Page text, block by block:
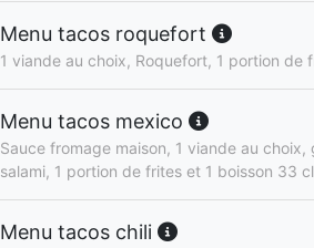
Menu tacos roquefort
1 viande au choix, Roquefort, 1 portion de
Menu tacos mexico
Sauce fromage maison, 1 viande au
salami, 1 portion de frites et 1 boisson 33
Menu tacos chili